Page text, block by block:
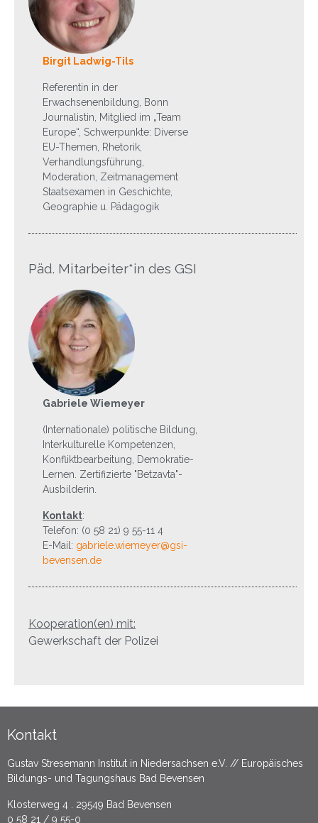
Birgit Ladwig-Tils
Referentin in der
Erwachsenenbildung, Bonn
Journalistin, Mitglied im „Team
Europe“, Schwerpunkte: Diverse
EU-Themen, Rhetorik,
Verhandlungsführung,
Moderation, Zeitmanagement
Staatsexamen in Geschichte,
Geographie u. Pädagogik
Päd. Mitarbeiter*in des GSI
Gabriele Wiemeyer
(Internationale) politische Bildung,
Interkulturelle Kompetenzen,
Konfliktbearbeitung, Demokratie-
Lernen. Zertifizierte "Betzavta"-
Ausbilderin.
Kontakt:
Telefon: (0 58 21) 9 55-11 4
E-Mail: gabriele.wiemeyer@gsi-
bevensen.de
Kooperation(en) mit:
Gewerkschaft der Polizei
Kontakt
Gustav Stresemann Institut in Niedersachsen e.V. // Europäisches
Bildungs- und Tagungshaus Bad Bevensen
Klosterweg 4 . 29549 Bad Bevensen
0 58 21 / 9 55-0